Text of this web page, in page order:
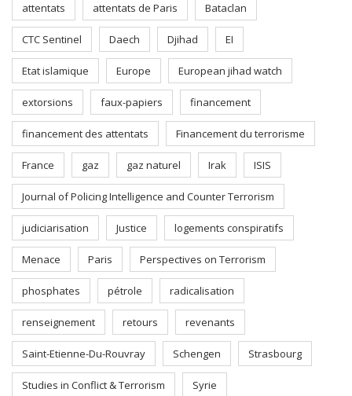
attentats attentats de Paris Bataclan
CTC Sentinel Daech Djihad EI
Etat islamique Europe European jihad watch
extorsions faux-papiers financement
financement des attentats Financement du terrorisme
France gaz gaz naturel Irak ISIS
Journal of Policing Intelligence and Counter Terrorism
judiciarisation Justice logements conspiratifs
Menace Paris Perspectives on Terrorism
phosphates pétrole radicalisation
renseignement retours revenants
Saint-Etienne-Du-Rouvray Schengen Strasbourg
Studies in Conflict & Terrorism Syrie